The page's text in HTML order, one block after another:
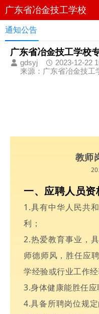
广东省冶金技工学校
通知公告
广东省冶金技工学校
gdsyj
2023-12-22
来源：广东省冶金技工
教师
一、应聘人员
1.具有中华人民共
利；
2.热爱教育事业，
师德师风，胜任应
学经验或行业工作
3.身体健康能胜任应
4.具备所聘岗位规